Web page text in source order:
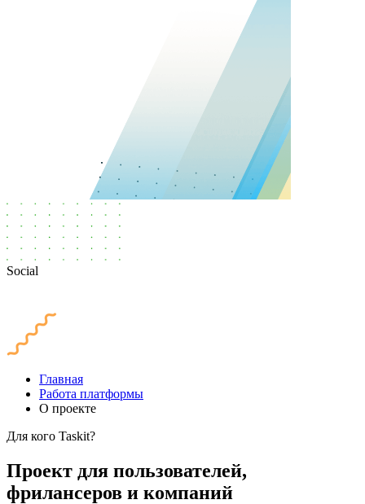
Social
Главная
Работа платформы
О проекте
Для кого Taskit?
Проект для пользователей,
фрилансеров и компаний